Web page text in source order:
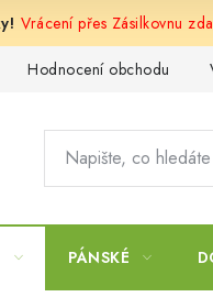
Vrácení přes Zásilkovnu
Hodnocení obchodu
PÁNSKÉ